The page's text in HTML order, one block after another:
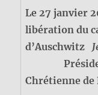
Le 27 janvier
libération du
d’Auschwitz
Président
Chrétienne de